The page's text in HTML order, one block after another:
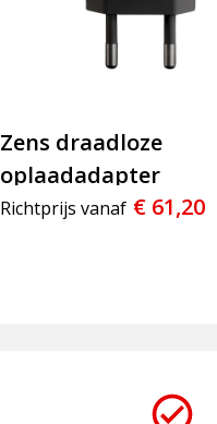
Zens draadloze
oplaadadapter
Richtprijs vanaf € 61,20